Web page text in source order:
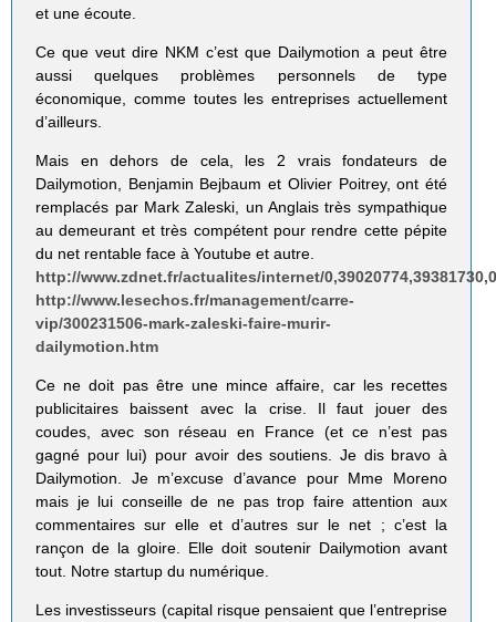
et une écoute.
Ce que veut dire NKM c’est que Dailymotion a peut être
aussi quelques problèmes personnels de type
économique, comme toutes les entreprises actuellement
d’ailleurs.
Mais en dehors de cela, les 2 vrais fondateurs de
Dailymotion, Benjamin Bejbaum et Olivier Poitrey, ont été
remplacés par Mark Zaleski, un Anglais très sympathique
au demeurant et très compétent pour rendre cette pépite
du net rentable face à Youtube et autre.
http://www.zdnet.fr/actualites/internet/
http://www.lesechos.fr/management/carre-
vip/300231506-mark-zaleski-faire-murir-
dailymotion.htm
Ce ne doit pas être une mince affaire, car les recettes
publicitaires baissent avec la crise. Il faut jouer des
coudes, avec son réseau en France (et ce n’est pas
gagné pour lui) pour avoir des soutiens. Je dis bravo à
Dailymotion. Je m’excuse d’avance pour Mme Moreno
mais je lui conseille de ne pas trop faire attention aux
commentaires sur elle et d’autres sur le net ; c’est la
rançon de la gloire. Elle doit soutenir Dailymotion avant
tout. Notre startup du numérique.
Les investisseurs (capital risque pensaient que l’entreprise